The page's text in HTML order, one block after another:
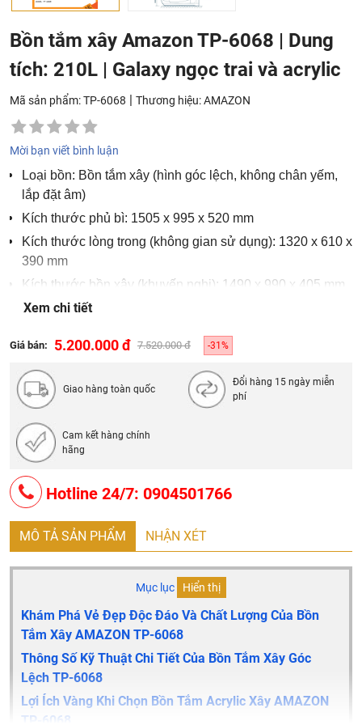
Bồn tắm xây Amazon TP-6068 | Dung
tích: 210L | Galaxy ngọc trai và acrylic
Mã sản phẩm: TP-6068 | Thương hiệu:AMAZON
Mời bạn viết bình luận
Loại bồn: Bồn tắm xây (hình góc lệch, không chân yếm,
lắp đặt âm)
Kích thước phủ bì: 1505 x 995 x 520 mm
Kích thước lòng trong (không gian sử dụng): 1320 x 610 x
390 mm
Kích thước bồn xây (khuyến nghị): 1490 x 990 x 405 mm
Dung tích: 210 Lít
Màu sắc: Trắng, kem, đen, cốm
Xem chi tiết
Giá bán: 5.200.000 đ 7.520.000 đ -31%
Giao hàng toàn quốc
Đổi hàng 15 ngày miễn
phí
Cam kết hàng chính
hãng
Hotline 24/7: 0904501766
MÔ TẢ SẢN PHẨM NHẬN XÉT
Mục lục Hiển thị
Khám Phá Vẻ Đẹp Độc Đáo Và Chất Lượng Của Bồn
Tắm Xây AMAZON TP-6068
Thông Số Kỹ Thuật Chi Tiết Của Bồn Tắm Xây Góc
Lệch TP-6068
Lợi Ích Vàng Khi Chọn Bồn Tắm Acrylic Xây AMAZON
TP-6068